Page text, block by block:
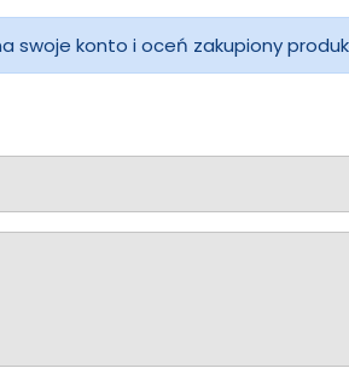
swoje konto i oceń zakupiony